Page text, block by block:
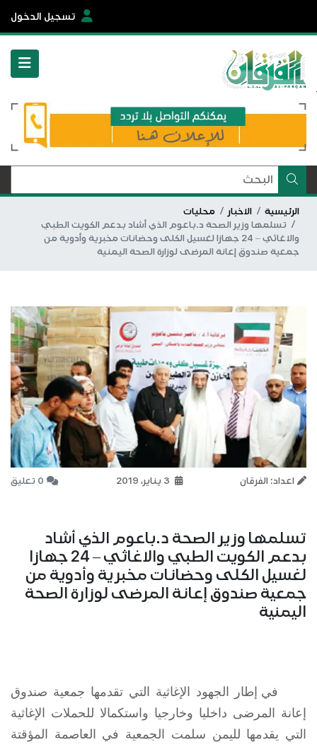
تسجيل الدخول
الرئيسية الاخبار
محليات
تسلمها وزير الصحة د.باعوم الذي أشاد بدعم الكويت الطبي
والاغاثي – 24 جهازا لغسيل الكلى وحضانات مخبرية وأدوية من
جمعية صندوق إعانة المرضى لوزارة الصحة اليمنية
اعداد: الفرقان 0 تعليق
تسلمها وزير الصحة د.باعوم الذي أشاد
بدعم الكويت الطبي والاغاثي – 24 جهازا
لغسيل الكلى وحضانات مخبرية وأدوية من
جمعية صندوق إعانة المرضى لوزارة الصحة
اليمنية
في إطار الجهود الإغاثية التي تقدمها جمعية صندوق
إعانة المرضى داخليا وخارجيا واستكمالا للحملات الإغاثية
التي يقدمها لليمن سلمت الجمعية في العاصمة المؤقتة